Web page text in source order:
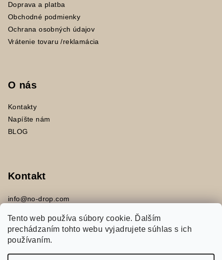
Tento web používa súbory cookie. Ďalším
prechádzaním tohto webu vyjadrujete súhlas s ich
používaním.
Doprava a platba
Obchodné podmienky
Ochrana osobných údajov
Vrátenie tovaru /reklamácia
O nás
Kontakty
Napíšte nám
BLOG
Kontakt
info@no-drop.com